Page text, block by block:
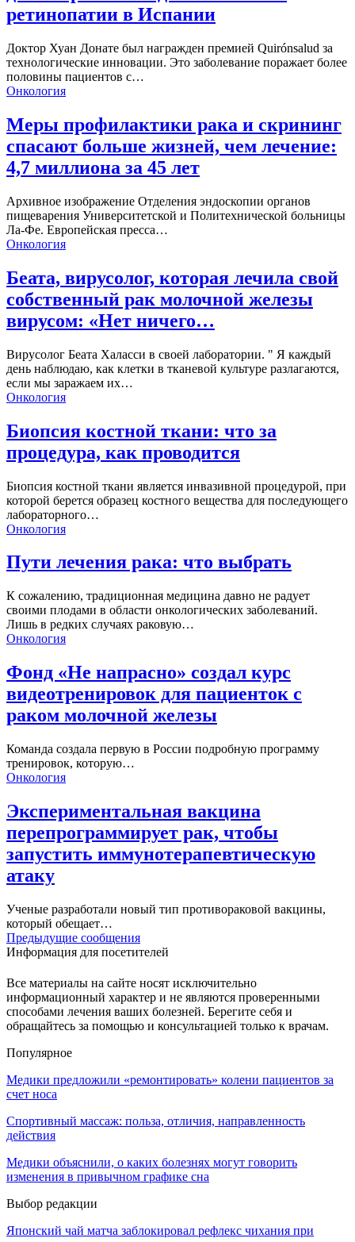
ретинопатии в Испании
Доктор Хуан Донате был награжден премией Quirónsalud за
технологические инновации. Это заболевание поражает более
половины пациентов с…
Онкология
Меры профилактики рака и скрининг
спасают больше жизней, чем лечение:
4,7 миллиона за 45 лет
Архивное изображение Отделения эндоскопии органов
пищеварения Университетской и Политехнической больницы
Ла-Фе. Европейская пресса…
Онкология
Беата, вирусолог, которая лечила свой
собственный рак молочной железы
вирусом: «Нет ничего…
Вирусолог Беата Халасси в своей лаборатории. " Я каждый
день наблюдаю, как клетки в тканевой культуре разлагаются,
если мы заражаем их…
Онкология
Биопсия костной ткани: что за
процедура, как проводится
Биопсия костной ткани является инвазивной процедурой, при
которой берется образец костного вещества для последующего
лабораторного…
Онкология
Пути лечения рака: что выбрать
К сожалению, традиционная медицина давно не радует
своими плодами в области онкологических заболеваний.
Лишь в редких случаях раковую…
Онкология
Фонд «Не напрасно» создал курс
видеотренировок для пациенток с
раком молочной железы
Команда создала первую в России подробную программу
тренировок, которую…
Онкология
Экспериментальная вакцина
перепрограммирует рак, чтобы
запустить иммунотерапевтическую
атаку
Ученые разработали новый тип противораковой вакцины,
который обещает…
Предыдущие сообщения
Информация для посетителей
Все материалы на сайте носят исключительно
информационный характер и не являются проверенными
способами лечения ваших болезней. Берегите себя и
обращайтесь за помощью и консультацией только к врачам.
Популярное
Медики предложили «ремонтировать» колени пациентов за
счет носа
Спортивный массаж: польза, отличия, направленность
действия
Медики объяснили, о каких болезнях могут говорить
изменения в привычном графике сна
Выбор редакции
Японский чай матча заблокировал рефлекс чихания при